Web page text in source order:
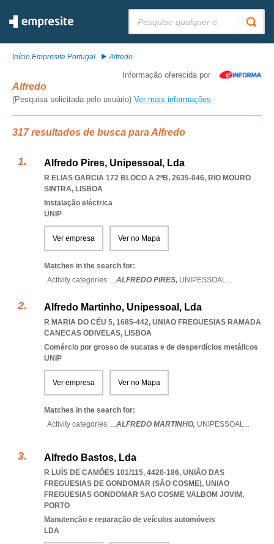
Início Empresite Portugal Alfredo
Informação oferecida por
Alfredo
(Pesquisa solicitada pelo usuário) Ver mais informações
317 resultados de busca para Alfredo
Alfredo Pires, Unipessoal, Lda
R ELIAS GARCIA 172 BLOCO A 2ºB, 2635-046, RIO MOURO
SINTRA, LISBOA
Instalação eléctrica
UNIP
Ver empresa Ver no Mapa
Matches in the search for:
Activity categories: ...ALFREDO PIRES, UNIPESSOAL...
Alfredo Martinho, Unipessoal, Lda
R MARIA DO CÉU 5, 1685-442, UNIAO FREGUESIAS RAMADA
CANECAS ODIVELAS, LISBOA
Comércio por grosso de sucatas e de desperdícios metálicos
UNIP
Ver empresa Ver no Mapa
Matches in the search for:
Activity categories: ...ALFREDO MARTINHO, UNIPESSOAL...
Alfredo Bastos, Lda
R LUÍS DE CAMÕES 101/115, 4420-186, UNIÃO DAS
FREGUESIAS DE GONDOMAR (SÃO COSME), UNIAO
FREGUESIAS GONDOMAR SAO COSME VALBOM JOVIM,
PORTO
Manutenção e reparação de veículos automóveis
LDA